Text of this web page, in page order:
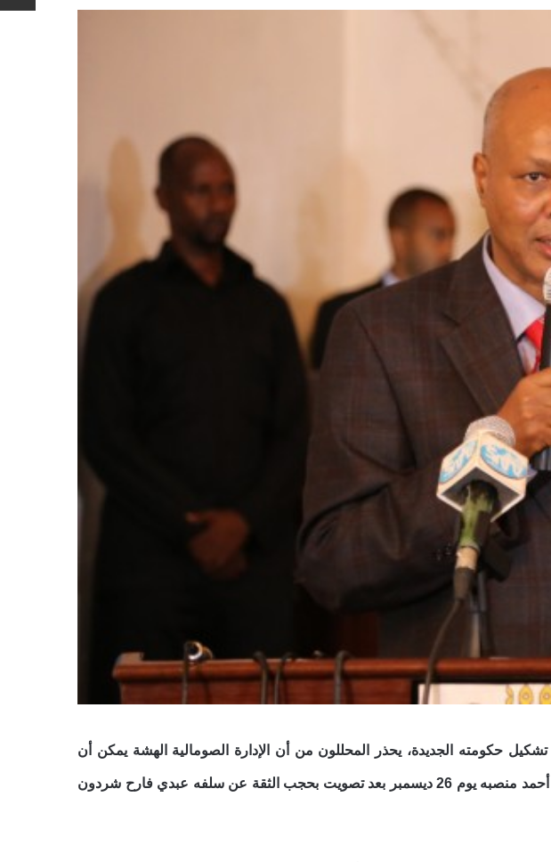
حكومته الجديدة، يحذر المحللون من أن الإدارة الصومالية الهشة يمكن أن
تتفكك إذا وقعت السلطة التنفيذية فريسة لمزيد من الصراعات. وقد تولى أحمد منصبه يوم 26 ديسمبر بعد تصويت بحجب الثقة عن سلفه عبدي فارح شردون